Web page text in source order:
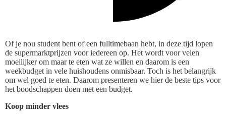
Of je nou student bent of een fulltimebaan hebt, in deze tijd lopen
de supermarktprijzen voor iedereen op. Het wordt voor velen
moeilijker om maar te eten wat ze willen en daarom is een
weekbudget in vele huishoudens onmisbaar. Toch is het belangrijk
om wel goed te eten. Daarom presenteren we hier de beste tips voor
het boodschappen doen met een budget.
Koop minder vlees